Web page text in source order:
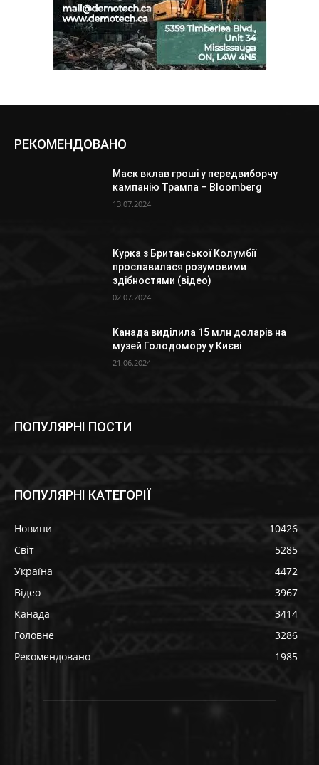
РЕКОМЕНДОВАНО
Маск вклав гроші у передвиборчу
кампанію Трампа – Bloomberg
13.07.2024
Курка з Британської Колумбії
прославилася розумовими
здібностями (відео)
02.07.2024
Канада виділила 15 млн доларів на
музей Голодомору у Києві
21.06.2024
ПОПУЛЯРНІ ПОСТИ
ПОПУЛЯРНІ КАТЕГОРІЇ
Новини
10426
Світ
5285
Україна
4472
Відео
3967
Канада
3414
Головне
3286
Рекомендовано
1985